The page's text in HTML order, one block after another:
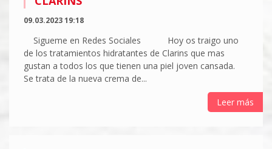
09.03.2023 19:18
Sigueme en Redes Sociales Hoy os traigo uno
de los tratamientos hidratantes de Clarins que mas
gustan a todos los que tienen una piel joven cansada.
Se trata de la nueva crema de...
Leer más